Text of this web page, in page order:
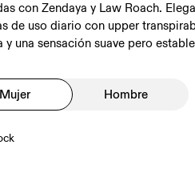
con Zendaya y Law Roach.
de uso diario con upper
y una sensación suave pero
Mujer Hombre